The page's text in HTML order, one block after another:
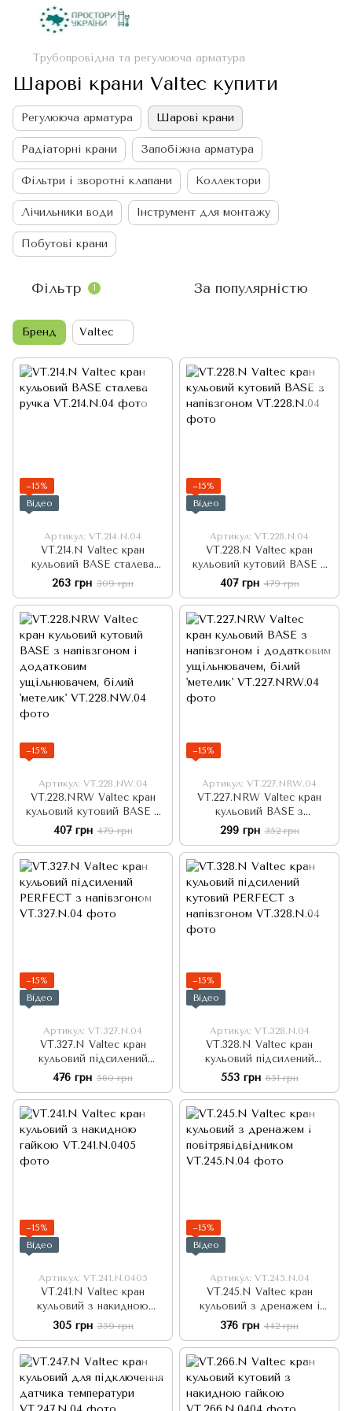
Трубопровідна та регулююча арматура
Шарові крани Valtec купити
Регулююча арматура Шарові крани
Радіаторні крани Запобіжна арматура
Фільтри і зворотні клапани Коллектори
Лічильники води Інструмент для монтажу
Побутові крани
Фільтр 1 За популярністю
Бренд Valtec
−15%
Відео
Артикул: VT.214.N.04
VT.214.N Valtec кран
кульовий BASE сталева
ручка
263 грн 309 грн
−15%
Відео
Артикул: VT.228.N.04
VT.228.N Valtec кран
кульовий кутовий BASE з
напівзгоном
407 грн 479 грн
−15%
Артикул: VT.228.NW.04
VT.228.NRW Valtec кран
кульовий кутовий BASE з
напівзгоном і додатковим
ущільнювачем, білий
'метелик'
407 грн 479 грн
−15%
Артикул: VT.227.NRW.04
VT.227.NRW Valtec кран
кульовий BASE з
напівзгоном і додатковим
ущільнювачем, білий
'метелик'
299 грн 352 грн
−15%
Відео
Артикул: VT.327.N.04
VT.327.N Valtec кран
кульовий підсилений
PERFECT з напівзгоном
476 грн 560 грн
−15%
Відео
Артикул: VT.328.N.04
VT.328.N Valtec кран
кульовий підсилений
кутовий PERFECT з
напівзгоном
553 грн 651 грн
−15%
Відео
Артикул: VT.241.N.0405
VT.241.N Valtec кран
кульовий з накидною
гайкою
305 грн 359 грн
−15%
Відео
Артикул: VT.245.N.04
VT.245.N Valtec кран
кульовий з дренажем і
повітрявідвідником
376 грн 442 грн